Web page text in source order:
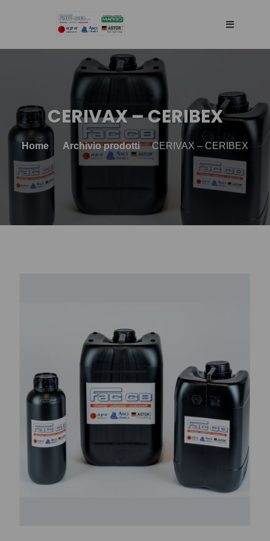
SELLING WEB
TECHNOLOGY
PRODOTTI
CERIVAX – CERIBEX
Home Archivio prodotti CERIVAX – CERIBEX